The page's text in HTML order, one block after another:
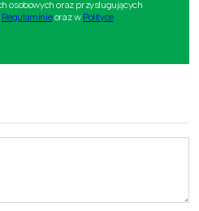
osobowych oraz przysługujących
Regulaminieoraz w Polityce